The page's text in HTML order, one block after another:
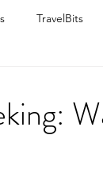
TravelBits